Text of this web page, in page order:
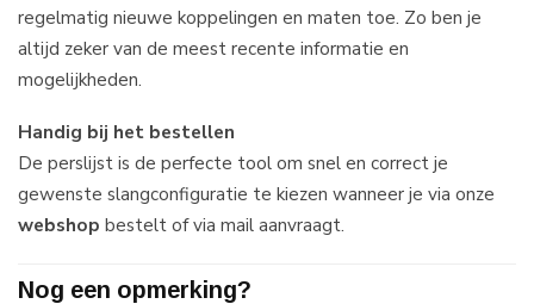
regelmatig nieuwe koppelingen en maten toe. Zo ben je
altijd zeker van de meest recente informatie en
mogelijkheden.
Handig bij het bestellen
De perslijst is de perfecte tool om snel en correct je
gewenste slangconfiguratie te kiezen wanneer je via onze
webshop bestelt of via mail aanvraagt.
Nog een opmerking?